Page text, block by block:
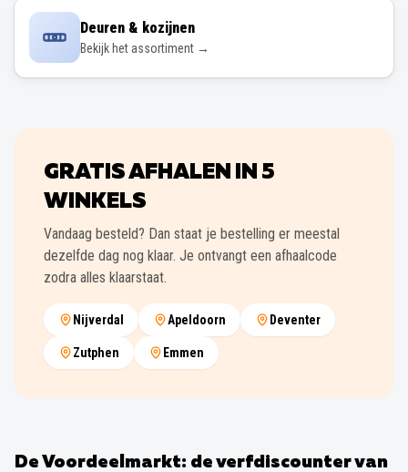
Deuren & kozijnen
Bekijk het assortiment →
GRATIS AFHALEN IN 5
WINKELS
Vandaag besteld? Dan staat je bestelling er meestal
dezelfde dag nog klaar. Je ontvangt een afhaalcode
zodra alles klaarstaat.
Nijverdal Apeldoorn Deventer
Zutphen Emmen
De Voordeelmarkt: de verfdiscounter van